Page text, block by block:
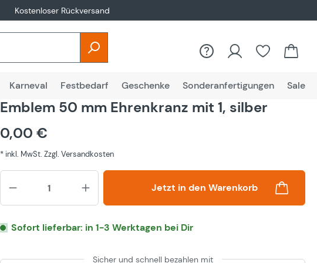
Kostenloser Rückversand
Karneval Festbedarf Geschenke Sonderanfertigungen Sale
Emblem 50 mm Ehrenkranz mit 1, silber
0,00 €
* inkl. MwSt. Zzgl. Versandkosten
Produkt Anzahl: Gib den
Jetzt in den Warenkorb
Sofort lieferbar: in 1-3 Werktagen bei Dir
Sicher und schnell bezahlen mit